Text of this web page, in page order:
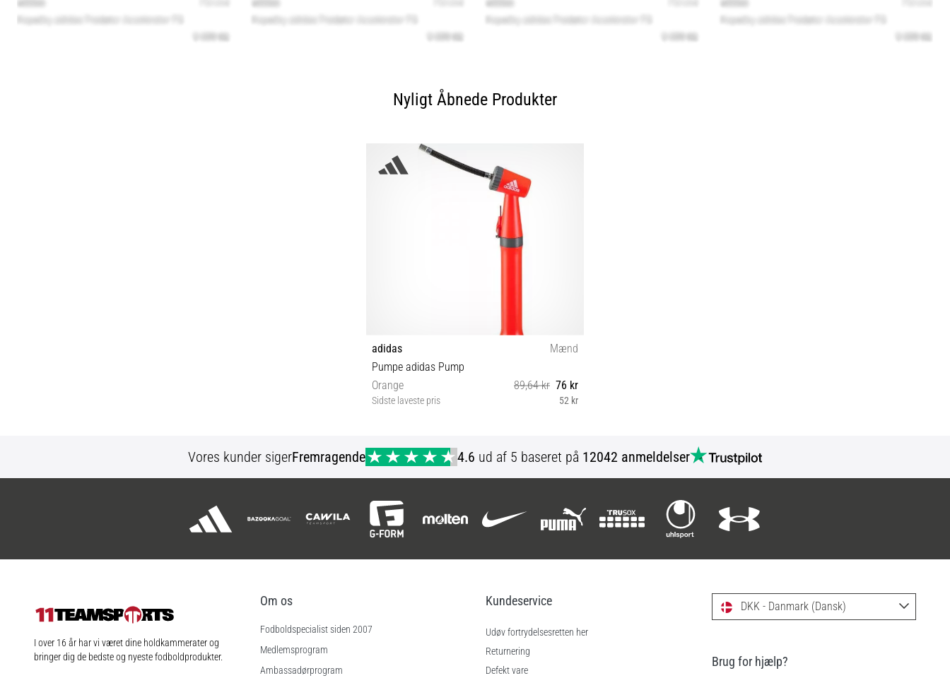
Nyligt Åbnede Produkter
adidas
Mænd
Pumpe adidas Pump
Orange
89,64 kr 76 kr
Sidste laveste pris 52 kr
Vores kunder sigerFremragende 4.6 ud af 5 baseret på 12042 anmeldelser
11teamsports.dk
I over 16 år har vi været dine holdkammerater og
bringer dig de bedste og nyeste fodboldprodukter.
Om os
Fodboldspecialist siden 2007
Medlemsprogram
Ambassadørprogram
Kundeservice
Udøv fortrydelsesretten her
Returnering
Defekt vare
DKK - Danmark (Dansk)
Brug for hjælp?